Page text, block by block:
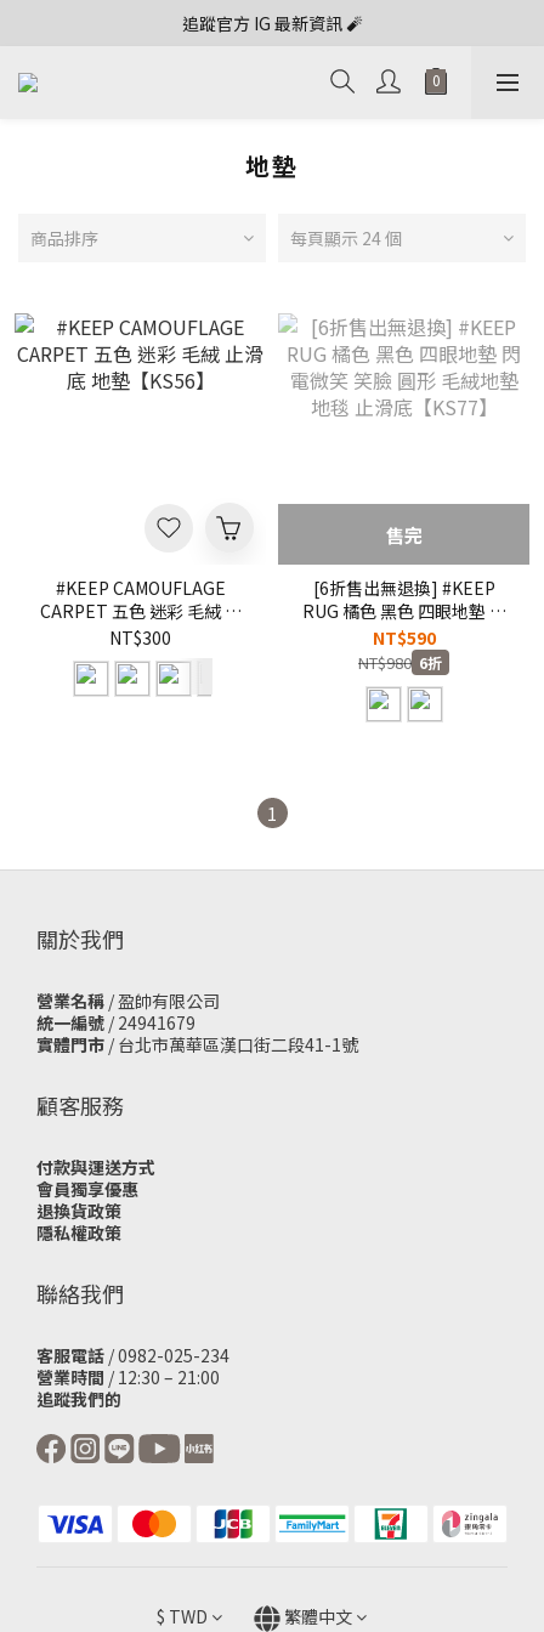
追蹤官方 IG 最新資訊 🧨
地墊
商品排序 每頁顯示 24 個
#KEEP CAMOUFLAGE
CARPET 五色 迷彩 毛絨 止
滑底 地墊【KS56】
NT$300
售完
[6折售出無退換] #KEEP
RUG 橘色 黑色 四眼地墊 閃
電微笑 笑臉 圓形 毛絨地墊
地毯 止滑底【KS77】
NT$590
NT$980 6折
1
關於我們
營業名稱 / 盈帥有限公司
統一編號 / 24941679
實體門市 / 台北市萬華區漢口街二段41-1號
顧客服務
付款與運送方式
會員獨享優惠
退換貨政策
隱私權政策
聯絡我們
客服電話 / 0982-025-234
營業時間 / 12:30 – 21:00
追蹤我們的
$ TWD 繁體中文